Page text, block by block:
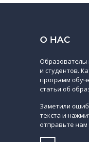
О НАС
и студентов.
программ
статьи об
Заметили
текста и
отправьте